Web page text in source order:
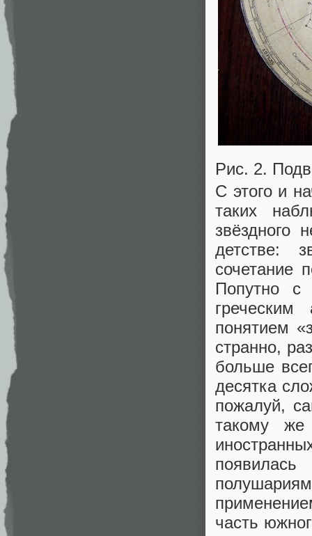
Рис. 2.
С этого и
таких
звёздного
детстве:
сочетание
Попутно с
понятием
странно,
больше
десятка
пожалуй,
такому же
часть